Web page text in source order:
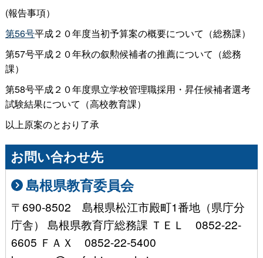
(報告事項）
第56号平成２０年度当初予算案の概要について（総務課）
第57号平成２０年秋の叙勲候補者の推薦について（総務
課）
第58号平成２０年度県立学校管理職採用・昇任候補者選考
試験結果について（高校教育課）
以上原案のとおり了承
お問い合わせ先
島根県教育委員会
〒690-8502 島根県松江市殿町1番地（県庁分
庁舎） 島根県教育庁総務課 ＴＥＬ 0852-22-
6605 ＦＡＸ 0852-22-5400